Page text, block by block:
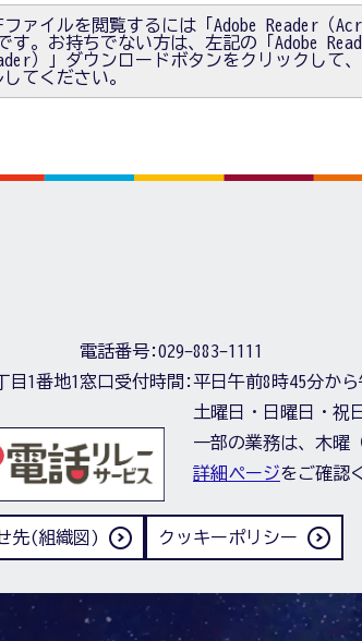
ファイルを閲覧するには「Adobe Reader（
す。お持ちでない方は、左記の「Adobe
）」ダウンロードボタンをクリックして
てください。
目1番地1
電話番号:029-883-1111
窓口受付時間:平日午前8時45分か
土曜日・日曜日・祝
一部の業務は、木曜
詳細ページをご確認
先(組織図) クッキーポリシー